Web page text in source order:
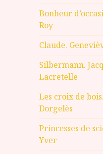
Bonheur
Roy
Claude.
Silbermann.
Lacretelle
Les croix de
Dorgelès
Princesses de
Yver